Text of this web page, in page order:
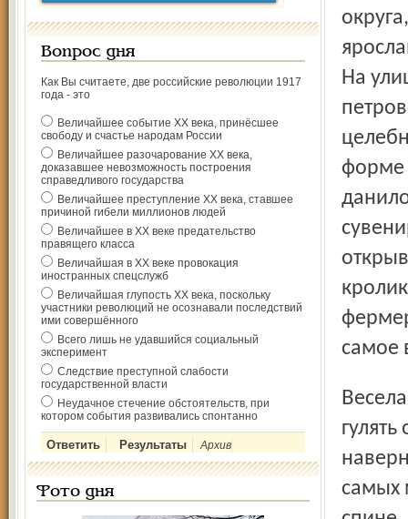
Вопрос дня
Как Вы считаете, две российские революции 1917
года - это
Величайшее событие ХХ века, принёсшее
свободу и счастье народам России
Величайшее разочарование ХХ века,
доказавшее невозможность построения
справедливого государства
Величайшее преступление ХХ века, ставшее
причиной гибели миллионов людей
Величайшее в ХХ веке предательство
правящего класса
Величайшая в ХХ веке провокация
иностранных спецслужб
Величайшая глупость ХХ века, поскольку
участники революций не осознавали последствий
ими совершённого
Всего лишь не удавшийся социальный
эксперимент
Следствие преступной слабости
государственной власти
Неудачное стечение обстоятельств, при
котором события развивались спонтанно
Архив
Фото дня
На
форме
самое
Веселая толпа - более тысячи горожан уже приготовилась
самых